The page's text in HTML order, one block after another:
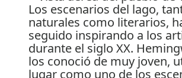
Los escenarios del lago,
naturales como literarios,
seguido inspirando a los
durante el siglo XX.
los conoció de muy joven,
lugar como uno de los